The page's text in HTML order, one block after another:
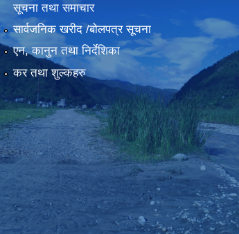
सूचना तथा समाचार
सार्वजनिक खरीद /बोलपत्र सूचना
एन, कानुन तथा निर्देशिका
कर तथा शुल्कहरु